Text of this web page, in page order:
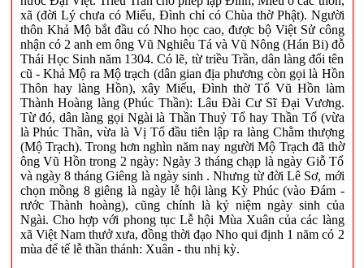
xã (đời Lý chưa có Miếu, Đình chỉ có Chùa thờ Phật). Người
thôn Khả Mộ bắt đầu có Nho học cao, được bộ Việt Sử công
nhận có 2 anh em ông Vũ Nghiêu Tá và Vũ Nông (Hán Bi) đỗ
Thái Học Sinh năm 1304. Có lẽ, từ triều Trần, dân làng đổi tên
cũ - Khả Mộ ra Mộ trạch (dân gian địa phương còn gọi là Hồn
Thôn hay làng Hồn), xây Miếu, Đình thờ Tổ Vũ Hồn làm
Thành Hoàng làng (Phúc Thần): Lâu Đài Cư Sĩ Đại Vương.
Từ đó, dân làng gọi Ngài là Thần Thuỷ Tổ hay Thần Tổ (vừa
là Phúc Thần, vừa là Vị Tổ đầu tiên lập ra làng Chằm thượng
(Mộ Trạch). Trong hơn nghìn năm nay người Mộ Trạch đã thờ
ông Vũ Hồn trong 2 ngày: Ngày 3 tháng chạp là ngày Giỗ Tổ
và ngày 8 tháng Giêng là ngày sinh . Nhưng từ đời Lê Sơ, mới
chọn mồng 8 giêng là ngày lễ hội làng Kỳ Phúc (vào Đám -
rước Thành hoàng), cũng chính là kỷ niệm ngày sinh của
Ngài. Cho hợp với phong tục Lễ hội Mùa Xuân của các làng
xã Việt Nam thưở xưa, đồng thời đạo Nho qui định 1 năm có 2
mùa để tế lễ thần thánh: Xuân - thu nhị kỳ.